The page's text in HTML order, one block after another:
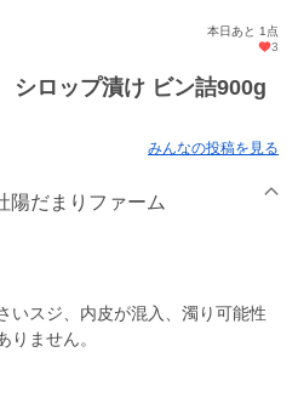
本日あと 1点
3
ロップ漬け ビン詰900g
みんなの投稿を見る
陽だまりファーム
いスジ、内皮が混入、濁り可能性
りません。